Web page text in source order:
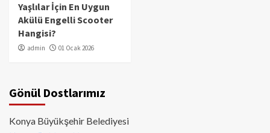
Yaşlılar İçin En Uygun
Akülü Engelli Scooter
Hangisi?
admin 01 Ocak 2026
Gönül Dostlarımız
Konya Büyükşehir Belediyesi